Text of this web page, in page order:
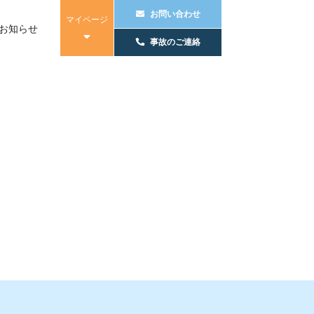
知らせ
マイページ
お問い合わせ
事故のご連絡